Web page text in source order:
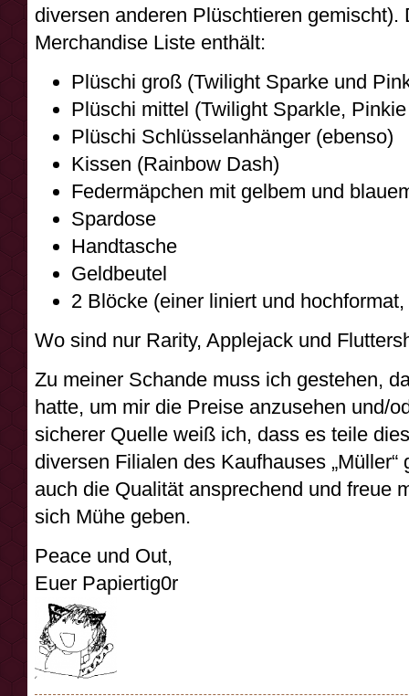
diversen anderen Plüschtieren gemischt).
Merchandise Liste enthält:
Plüschi groß (Twilight Sparke und
Plüschi mittel (Twilight Sparkle,
Plüschi Schlüsselanhänger (ebenso)
Kissen (Rainbow Dash)
Federmäpchen mit gelbem und
Spardose
Handtasche
Geldbeutel
2 Blöcke (einer liniert und
Wo sind nur Rarity, Applejack und
Zu meiner Schande muss ich gestehen,
hatte, um mir die Preise anzusehen und/
sicherer Quelle weiß ich, dass es teile
diversen Filialen des Kaufhauses
auch die Qualität ansprechend und freue
sich Mühe geben.
Peace und Out,
Euer Papiertig0r